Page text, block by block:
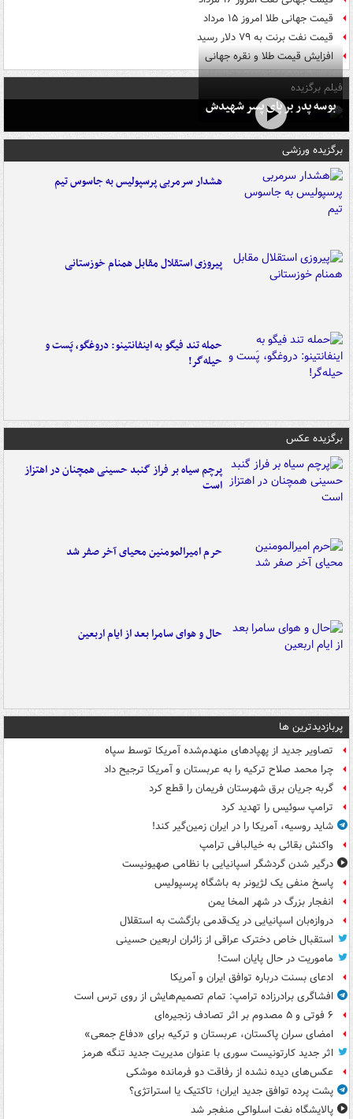
قیمت جهانی طلا امروز ۱۵ مرداد
قیمت نفت برنت به ۷۹ دلار رسید
افزایش قیمت طلا و نقره جهانی
فیلم برگزیده
بوسه‌ پدر بر پای پسر شهیدش
برگزیده ورزشی
هشدار سرمربی پرسپولیس به جاسوس تیم
پیروزی استقلال مقابل همنام خوزستانی
حمله تند فیگو به اینفانتینو: دروغگو، پَست‌ و
حیله‌گر!
برگزیده عکس
پرچم سیاه بر فراز گنبد حسینی همچنان در اهتزاز
است
حرم امیرالمومنین محیای آخر صفر شد
حال و هوای سامرا بعد از ایام اربعین
پربازدیدترین ها
تصاویر جدید از پهپادهای منهدم‌شده آمریکا توسط سپاه
چرا محمد صلاح ترکیه را به عربستان و آمریکا ترجیح داد
گربه جریان برق شهرستان فریمان را قطع کرد
ترامپ سوئیس را تهدید کرد
شاید روسیه، آمریکا را در ایران زمین‌گیر کند!
واکنش بقائی به خیالبافی ترامپ
درگیر شدن گردشگر اسپانیایی با نظامی صهیونیست
پاسخ منفی یک لژیونر به باشگاه پرسپولیس
انفجار بزرگ در شهر المخا یمن
دروازه‌بان اسپانیایی در یک‌قدمی بازگشت به استقلال
استقبال خاص دخترک عراقی از زائران اربعین حسینی
ماموریت در حال پایان است!
ادعای بسنت درباره توافق ایران و آمریکا
افشاگری برادرزاده ترامپ: تمام تصمیم‌هایش از روی ترس است
۶ فوتی و ۵ مصدوم بر اثر تصادف زنجیره‌ای
امضای سران پاکستان، عربستان و ترکیه برای «دفاع جمعی»
اثر جدید کارتونیست سوری با عنوان مدیریت جدید تنگه هرمز
عکس‌های دیده نشده از رفاقت دو فرمانده‌ موشکی
پشت پرده توافق جدید ایران؛ تاکتیک یا استراتژی؟
پالایشگاه نفت اسلواکی منفجر شد